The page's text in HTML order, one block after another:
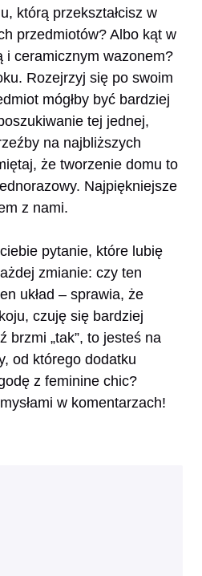
którą przekształcisz w
przedmiotów? Albo kąt w
i ceramicznym wazonem?
Rozejrzyj się po swoim
mógłby być bardziej
tej jednej,
na najbliższych
że tworzenie domu to
Najpiękniejsze
z nami.
pytanie, które lubię
zmianie: czy ten
układ – sprawia, że
czuję się bardziej
brzmi „tak”, to jesteś na
od którego dodatku
z feminine chic?
w komentarzach!